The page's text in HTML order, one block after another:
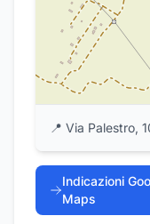
📍 Via Palestro,
Indicazioni
Maps